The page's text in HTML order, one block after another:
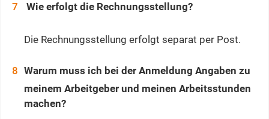
Wie erfolgt die Rechnungsstellung?
Die Rechnungsstellung erfolgt separat per Post.
Warum muss ich bei der Anmeldung Angaben zu
meinem Arbeitgeber und meinen Arbeitsstunden
machen?